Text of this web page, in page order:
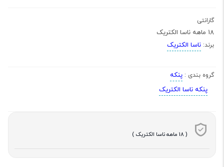
گارانتی
18 ماهه ناسا الکتریک
برند: ناسا الکتریک
گروه بندی : پنکه
پنکه ناسا الکتریک
( 18 ماهه ناسا الکتریک )